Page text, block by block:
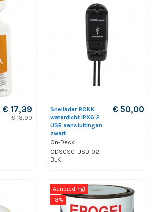
€ 17,39
€ 18,90
Snellader ROKK
waterdicht IPX6 2
USB aansluitingen
zwart
On-Deck
ODSCSC-USB-02-
BLK
€ 50,00
Aanbieding!
-8%